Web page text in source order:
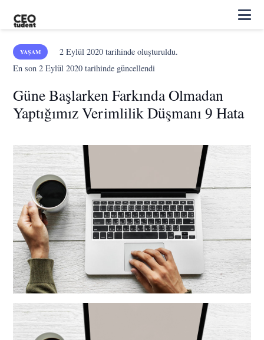
YAŞAM 2 Eylül 2020tarihinde oluşturuldu.
En son2 Eylül 2020 tarihinde güncellendi
Güne Başlarken Farkında Olmadan
Yaptığımız Verimlilik Düşmanı 9 Hata